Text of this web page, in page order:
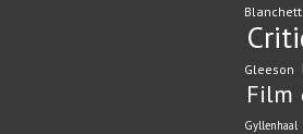
Blanchett
Gleeson
Film
Gyllenhaal